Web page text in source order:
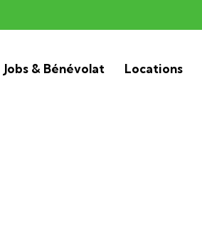
Jobs & Bénévolat Locations